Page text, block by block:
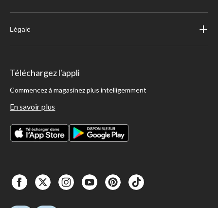
Légale
Téléchargez l'appli
Commencez à magasinez plus intelligemment
En savoir plus